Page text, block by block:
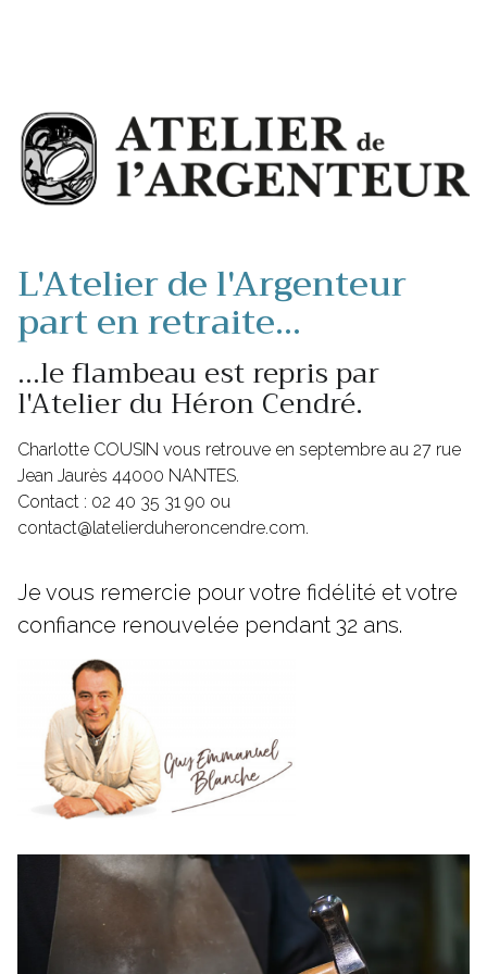
L'Atelier de l'Argenteur
part en retraite...
...le flambeau est repris par
l'Atelier du Héron Cendré.
Charlotte COUSIN vous retrouve en septembre au 27 rue
Jean Jaurès 44000 NANTES.
Contact : 02 40 35 31 90 ou
contact@latelierduheroncendre.com.
Je vous remercie pour votre fidélité et votre
confiance renouvelée pendant 32 ans.